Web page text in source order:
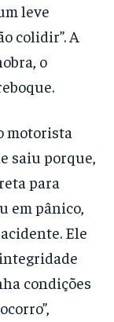
leve
colidir”. A
o
motorista
saiu porque,
para
em pânico,
Ele
condições